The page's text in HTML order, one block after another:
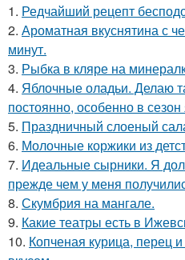
1. Редчайший рецепт
2. Ароматная вкуснятина с
минут.
3. Рыбка в кляре на
4. Яблочные оладьи. Делаю
постоянно, особенно в сезон
5. Праздничный слоеный
6. Молочные коржики из
7. Идеальные сырники. Я
прежде чем у меня
8. Скумбрия на мангале.
9. Какие театры есть в
10. Копченая курица, перец